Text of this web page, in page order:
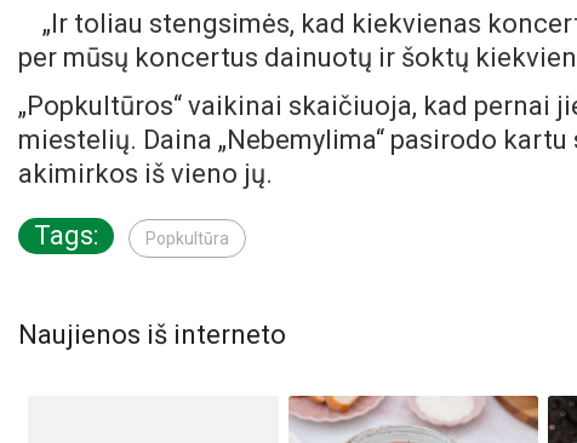
„Ir toliau stengsimės, kad kiekvienas
per mūsų koncertus dainuotų ir šoktų
„Popkultūros“ vaikinai skaičiuoja, kad pernai
miestelių. Daina „Nebemylima“ pasirodo
akimirkos iš vieno jų.
Tags: Popkultūra
Naujienos iš interneto